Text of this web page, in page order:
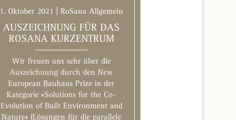
1. Oktober 2021 | RoSana Allgemein
AUSZEICHNUNG FÜR DAS
ROSANA KURZENTRUM
Wir freuen uns sehr über die
Auszeichnung durch den New
European Bauhaus Prize in der
Kategorie »Solutions for the Co-
Evolution of Built Environment and
Nature« (Lösungen für die parallele